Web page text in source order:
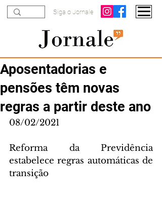
Siga o Jornale
Aposentadorias e
pensões têm novas
regras a partir deste ano
08/02/2021
Reforma da Previdência
estabelece regras automáticas de
transição